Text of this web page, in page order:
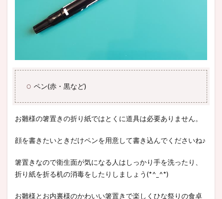
ペン(赤・黒など)
お雛様の箸置きの折り紙ではとくに道具は必要ありません。
顔を書きたいときだけペンを用意して書き込んでくださいね♪
箸置きなので衛生面が気になる人はしっかり手を洗ったり、
折り紙を折る机の消毒をしたりしましょう(*^_^*)
お雛様とお内裏様のかわいい箸置きで楽しくひな祭りの食卓